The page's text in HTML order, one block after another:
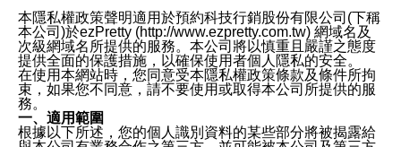
本隱私權政策聲明適用於預約科技行銷股份有限公司(下稱
本公司)於ezPretty (http://www.ezpretty.com.tw) 網域名及
次級網域名所提供的服務。本公司將以慎重且嚴謹之態度
提供全面的保護措施，以確保使用者個人隱私的安全。
在使用本網站時，您同意受本隱私權政策條款及條件所拘
束，如果您不同意，請不要使用或取得本公司所提供的服
務。
一、適用範圍
根據以下所述，您的個人識別資料的某些部分將被揭露給